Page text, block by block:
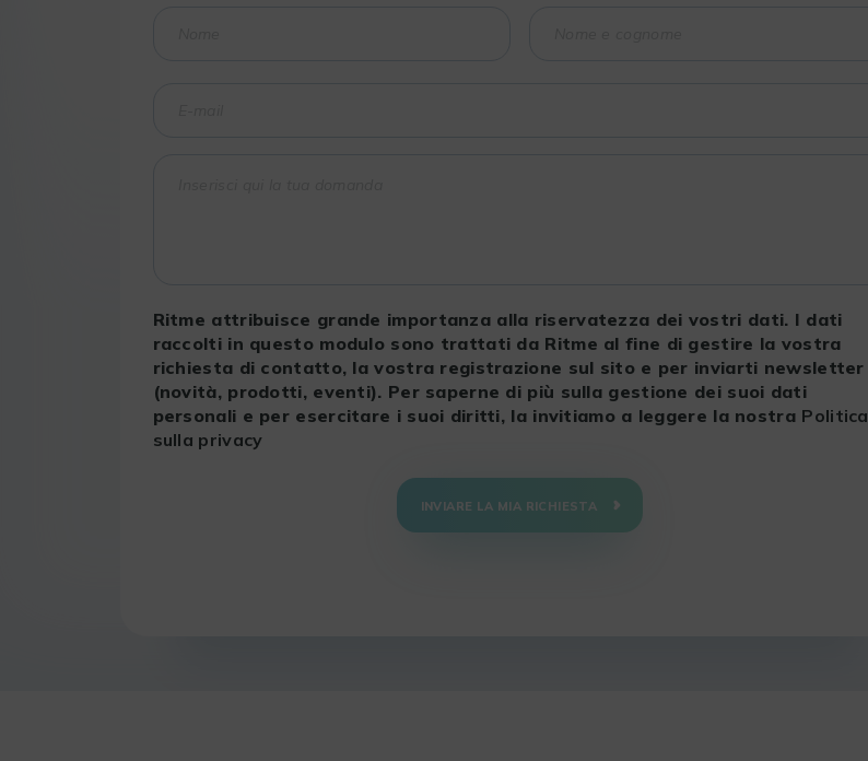
Ritme attribuisce grande importanza alla riservatezza dei vostri dati. I dati
raccolti in questo modulo sono trattati da Ritme al fine di gestire la vostra
richiesta di contatto, la vostra registrazione sul sito e per inviarti newsletter
(novità, prodotti, eventi). Per saperne di più sulla gestione dei suoi dati
personali e per esercitare i suoi diritti, la invitiamo a leggere la nostra Politica
sulla privacy
INVIARE LA MIA RICHIESTA